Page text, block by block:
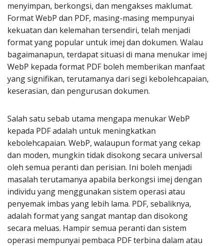
menyimpan, berkongsi, dan mengakses maklumat.
Format WebP dan PDF, masing-masing mempunyai
kekuatan dan kelemahan tersendiri, telah menjadi
format yang popular untuk imej dan dokumen. Walau
bagaimanapun, terdapat situasi di mana menukar imej
WebP kepada format PDF boleh memberikan manfaat
yang signifikan, terutamanya dari segi kebolehcapaian,
keserasian, dan pengurusan dokumen.
Salah satu sebab utama mengapa menukar WebP
kepada PDF adalah untuk meningkatkan
kebolehcapaian. WebP, walaupun format yang cekap
dan moden, mungkin tidak disokong secara universal
oleh semua peranti dan perisian. Ini boleh menjadi
masalah terutamanya apabila berkongsi imej dengan
individu yang menggunakan sistem operasi atau
penyemak imbas yang lebih lama. PDF, sebaliknya,
adalah format yang sangat mantap dan disokong
secara meluas. Hampir semua peranti dan sistem
operasi mempunyai pembaca PDF terbina dalam atau